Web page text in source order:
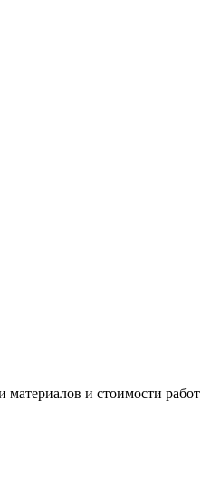
материалов и стоимости работ